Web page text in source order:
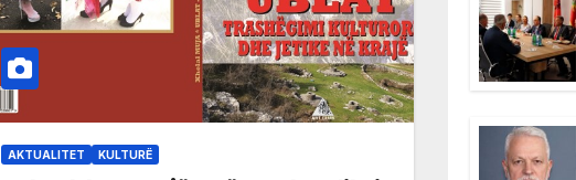
AKTUALITET KULTURË